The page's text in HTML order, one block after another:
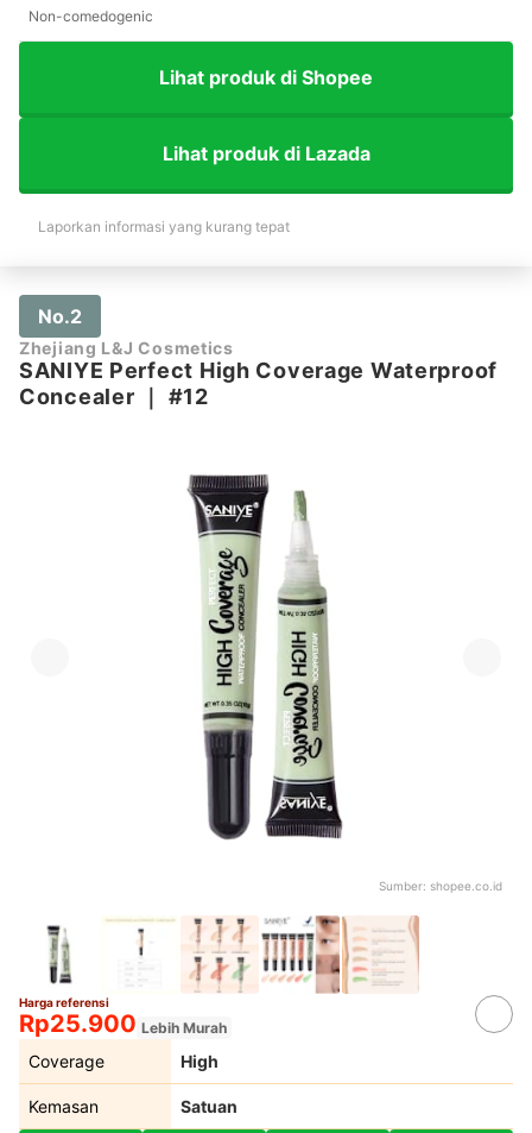
Non-comedogenic
Lihat produk di Shopee
Lihat produk di Lazada
Laporkan informasi yang kurang tepat
No.2
Zhejiang L&J Cosmetics
SANIYE Perfect High Coverage Waterproof
Concealer
#12
Sumber: shopee.co.id
Harga referensi
Rp25.900 Lebih Murah
Coverage High
Kemasan Satuan